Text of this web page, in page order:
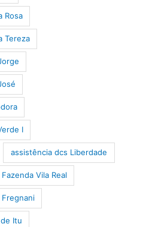
Rosa
Tereza
I
assistência dcs Liberdade
Vila Real
Itu